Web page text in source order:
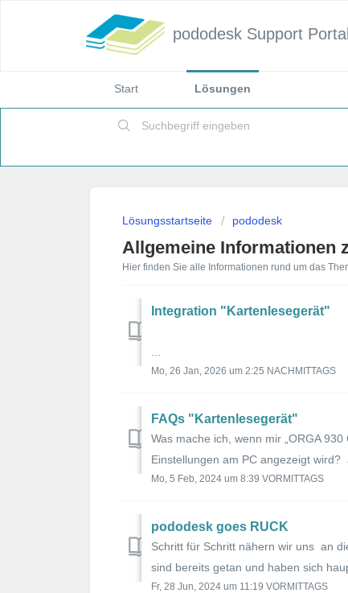
pododesk Support Portal
Start Lösungen
Lösungsstartseite pododesk
Allgemeine Informationen
Hier finden Sie alle Informationen rund um das
Integration "Kartenlesegerät"
Mo, 26 Jan, 2026 um 2:25 NACHMITTAGS
FAQs "Kartenlesegerät"
Was mache ich, wenn mir „ORGA
Einstellungen am PC angezeigt wird?
Mo, 5 Feb, 2024 um 8:39 VORMITTAGS
pododesk goes RUCK
Schritt für Schritt nähern wir uns an
sind bereits getan und haben sich
Fr, 28 Jun, 2024 um 11:19 VORMITTAGS